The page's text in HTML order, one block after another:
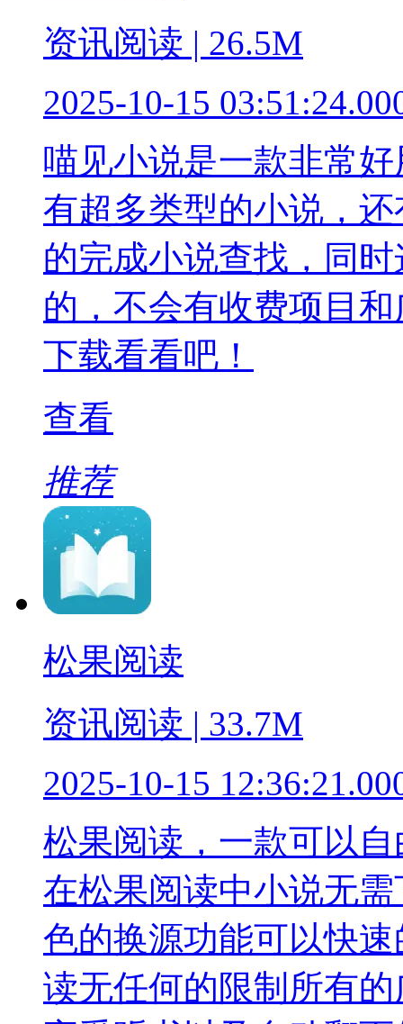
资讯阅读 | 26.5M
2025-10-15
喵见小说是一款非常
有超多类型的小说，
的完成小说查找，同
的，不会有收费项目
下载看看吧！
查看
推荐
松果阅读
资讯阅读 | 33.7M
2025-10-15
松果阅读，一款可以
在松果阅读中小说无
色的换源功能可以快
读无任何的限制所有